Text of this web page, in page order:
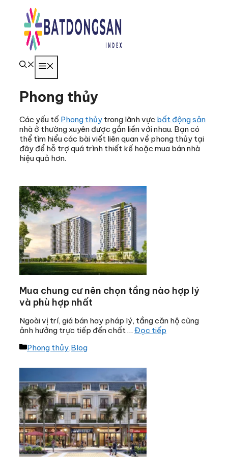
Chuyển
Phong thủy
Các yếu tố Phong thủy trong lãnh vực bất động sản
nhà ở thường xuyên được gắn liền với nhau. Bạn có
thể tìm hiểu các bài viết liên quan về phong thủy tại
đây để hỗ trợ quá trình thiết kế hoặc mua bán nhà
hiệu quả hơn.
Mua chung cư nên chọn tầng nào hợp lý
và phù hợp nhất
Ngoài vị trí, giá bán hay pháp lý, tầng căn hộ cũng
ảnh hưởng trực tiếp đến chất … Đọc tiếp
Danh
Phong thủy,Blog